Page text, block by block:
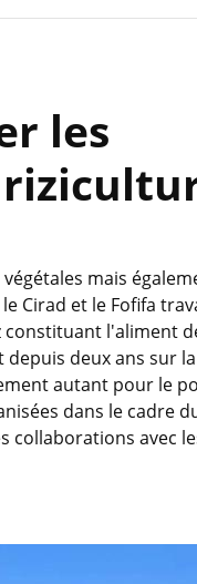
les
mais
Cirad et le Fofifa
l'aliment
deux ans sur
autant pour le
dans le cadre
collaborations avec